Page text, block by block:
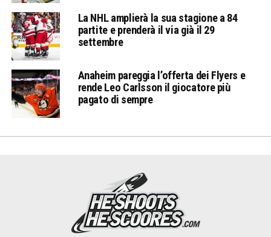
La NHL amplierà la sua stagione a 84
partite e prenderà il via già il 29
settembre
Anaheim pareggia l’offerta dei Flyers e
rende Leo Carlsson il giocatore più
pagato di sempre